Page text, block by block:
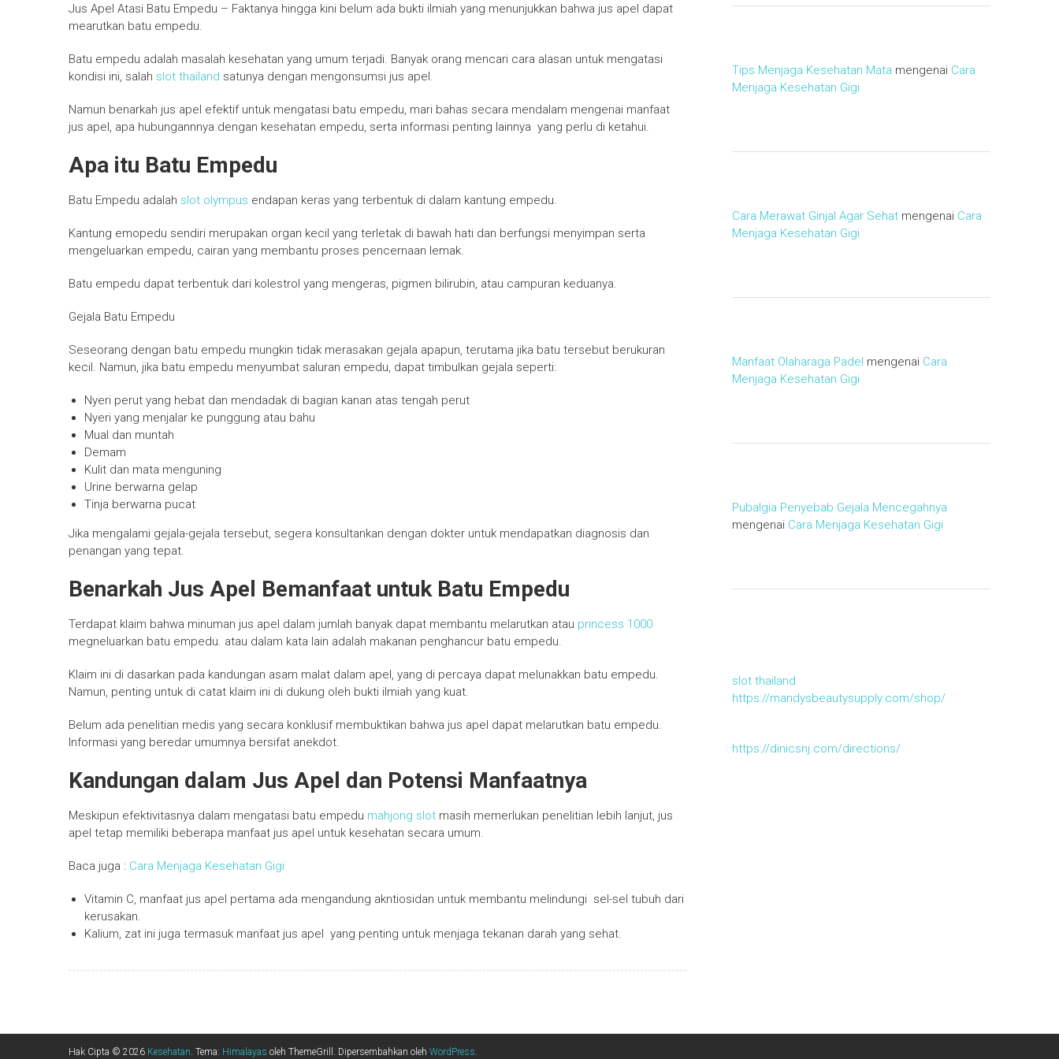
Jus Apel Atasi Batu Empedu – Faktanya hingga kini belum ada bukti ilmiah yang menunjukkan bahwa jus apel dapat
mearutkan batu empedu.
Batu empedu adalah masalah kesehatan yang umum terjadi. Banyak orang mencari cara alasan untuk mengatasi
kondisi ini, salah slot thailand satunya dengan mengonsumsi jus apel.
Namun benarkah jus apel efektif untuk mengatasi batu empedu, mari bahas secara mendalam mengenai manfaat
jus apel, apa hubungannnya dengan kesehatan empedu, serta informasi penting lainnya yang perlu di ketahui.
Apa itu Batu Empedu
Batu Empedu adalah slot olympus endapan keras yang terbentuk di dalam kantung empedu.
Kantung emopedu sendiri merupakan organ kecil yang terletak di bawah hati dan berfungsi menyimpan serta
mengeluarkan empedu, cairan yang membantu proses pencernaan lemak.
Batu empedu dapat terbentuk dari kolestrol yang mengeras, pigmen bilirubin, atau campuran keduanya.
Gejala Batu Empedu
Seseorang dengan batu empedu mungkin tidak merasakan gejala apapun, terutama jika batu tersebut berukuran
kecil. Namun, jika batu empedu menyumbat saluran empedu, dapat timbulkan gejala seperti:
Nyeri perut yang hebat dan mendadak di bagian kanan atas tengah perut
Nyeri yang menjalar ke punggung atau bahu
Mual dan muntah
Demam
Kulit dan mata menguning
Urine berwarna gelap
Tinja berwarna pucat
Jika mengalami gejala-gejala tersebut, segera konsultankan dengan dokter untuk mendapatkan diagnosis dan
penangan yang tepat.
Benarkah Jus Apel Bemanfaat untuk Batu Empedu
Terdapat klaim bahwa minuman jus apel dalam jumlah banyak dapat membantu melarutkan atau princess 1000
megneluarkan batu empedu. atau dalam kata lain adalah makanan penghancur batu empedu.
Klaim ini di dasarkan pada kandungan asam malat dalam apel, yang di percaya dapat melunakkan batu empedu.
Namun, penting untuk di catat klaim ini di dukung oleh bukti ilmiah yang kuat.
Belum ada penelitian medis yang secara konklusif membuktikan bahwa jus apel dapat melarutkan batu empedu.
Informasi yang beredar umumnya bersifat anekdot.
Kandungan dalam Jus Apel dan Potensi Manfaatnya
Meskipun efektivitasnya dalam mengatasi batu empedu mahjong slot masih memerlukan penelitian lebih lanjut, jus
apel tetap memiliki beberapa manfaat jus apel untuk kesehatan secara umum.
Baca juga : Cara Menjaga Kesehatan Gigi
Vitamin C, manfaat jus apel pertama ada mengandung akntiosidan untuk membantu melindungi sel-sel tubuh dari
kerusakan.
Kalium, zat ini juga termasuk manfaat jus apel yang penting untuk menjaga tekanan darah yang sehat.
Tips Menjaga Kesehatan Mata mengenai Cara
Menjaga Kesehatan Gigi
Cara Merawat Ginjal Agar Sehat mengenai Cara
Menjaga Kesehatan Gigi
Manfaat Olaharaga Padel mengenai Cara
Menjaga Kesehatan Gigi
Pubalgia Penyebab Gejala Mencegahnya
mengenai Cara Menjaga Kesehatan Gigi
slot thailand
https://mandysbeautysupply.com/shop/
https://dinicsnj.com/directions/
Hak Cipta © 2026 Kesehatan. Tema: Himalayas oleh ThemeGrill. Dipersembahkan oleh WordPress.